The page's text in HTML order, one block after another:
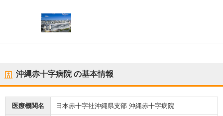
沖縄赤十字病院の基本情報
医療機関名 日本赤十字社沖縄県支部 沖縄赤十字病院